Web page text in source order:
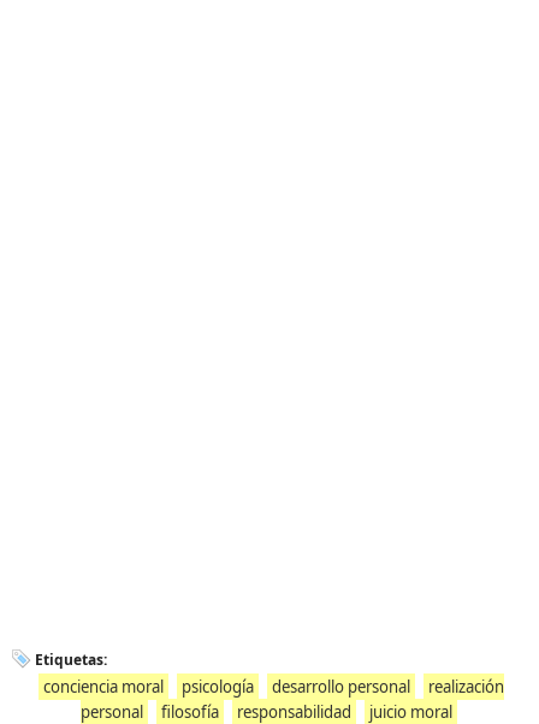
Etiquetas:
conciencia moral psicología desarrollo personal
realización
personal
filosofía responsabilidad juicio moral